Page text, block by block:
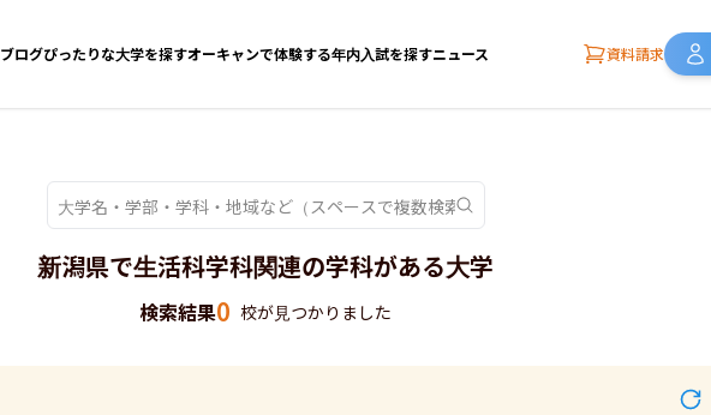
ブログぴったりな大学を探すオーキャンで体験する年内入試を探すニュース 資料請求
新潟県で生活科学科関連の学科がある大学
検索結果0 校が見つかりました